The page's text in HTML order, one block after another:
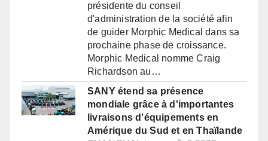
présidente du conseil
d'administration de la société afin
de guider Morphic Medical dans sa
prochaine phase de croissance.
Morphic Medical nomme Craig
Richardson au…
SANY étend sa présence
mondiale grâce à d'importantes
livraisons d'équipements en
Amérique du Sud et en Thaïlande